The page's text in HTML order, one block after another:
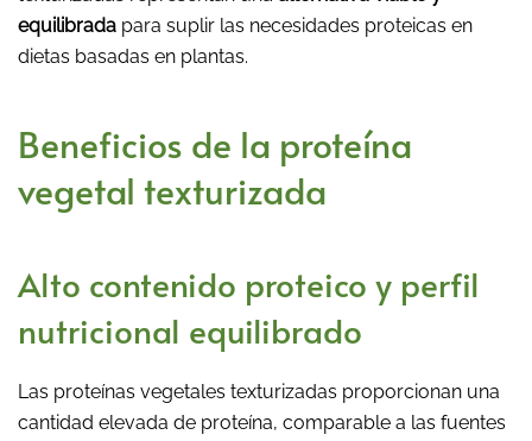
equilibrada para suplir las necesidades proteicas en
dietas basadas en plantas.
Beneficios de la proteína
vegetal texturizada
Alto contenido proteico y perfil
nutricional equilibrado
Las proteínas vegetales texturizadas proporcionan una
cantidad elevada de proteína, comparable a las fuentes